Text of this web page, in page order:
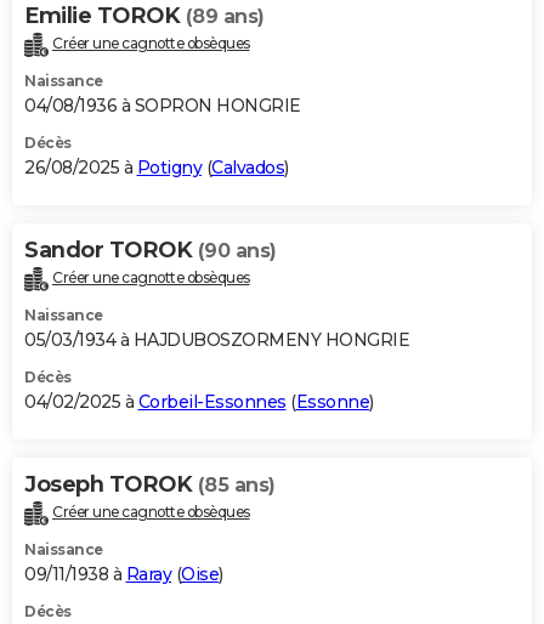
Carte de Noël
Carte Bonne année
Carte Saint-Valentin
Carte Pâques
Carte d'anniversaire
DICTIONNAIRE
Dictionnaire
Biographies
Citations
Expressions
Proverbes
PROGRAMME TV
S'inscrire
Se connecter
Lycées
Collèges
Primaires
Universités
Entreprises
Service militaire
Avis de recherche
AVIS DE DÉCÈS
Bricolage
Lifestyle
Culture
Sport
Auto
Television
Voyage
Cinema
Emilie TOROK (89 ans)
Créer une cagnotte obsèques
Naissance
04/08/1936 à SOPRON HONGRIE
Décès
26/08/2025 à Potigny(Calvados)
Sandor TOROK (90 ans)
Créer une cagnotte obsèques
Naissance
05/03/1934 à HAJDUBOSZORMENY HONGRIE
Décès
04/02/2025 à Corbeil-Essonnes (Essonne)
Joseph TOROK (85 ans)
Créer une cagnotte obsèques
Naissance
09/11/1938 à Raray(Oise)
Décès